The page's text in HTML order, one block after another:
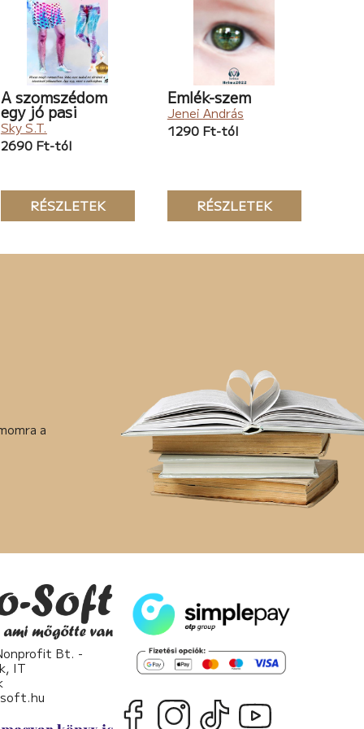
A szomszédom
egy jó pasi
Sky S.T.
2690 Ft-tól
RÉSZLETEK
Emlék-szem
Jenei András
1290 Ft-tól
RÉSZLETEK
a
Bt. -
IT